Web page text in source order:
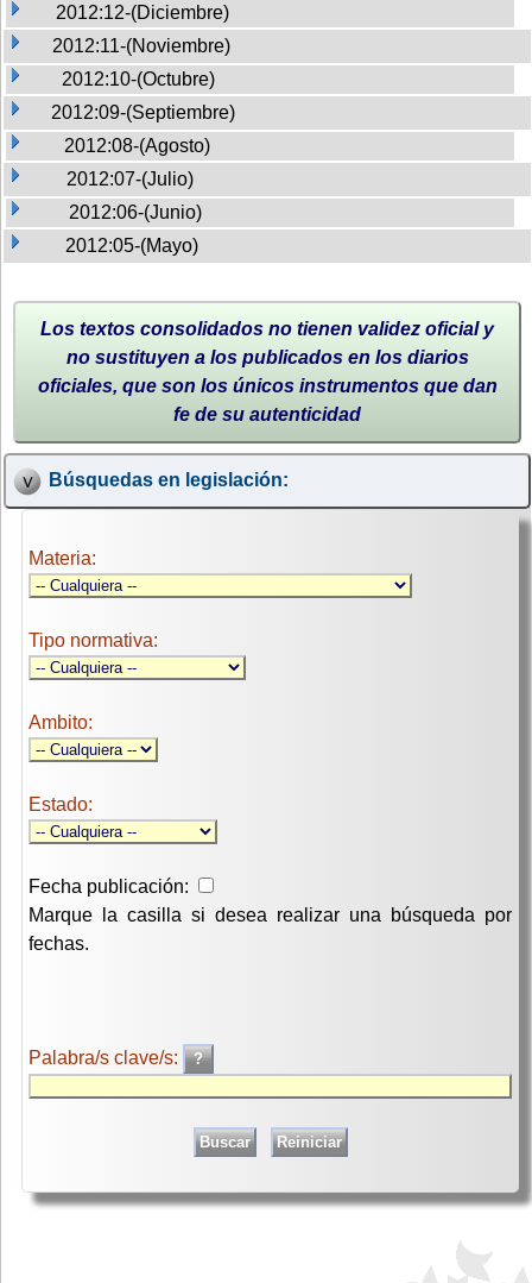
2012:12-(Diciembre)
2012:11-(Noviembre)
2012:10-(Octubre)
2012:09-(Septiembre)
2012:08-(Agosto)
2012:07-(Julio)
2012:06-(Junio)
2012:05-(Mayo)
Los textos consolidados no tienen validez oficial y
no sustituyen a los publicados en los diarios
oficiales, que son los únicos instrumentos que dan
fe de su autenticidad
Búsquedas en legislación:
Materia:
Tipo normativa:
Ambito:
Estado:
Fecha publicación:
Marque la casilla si desea realizar una búsqueda por
fechas.
Palabra/s clave/s: